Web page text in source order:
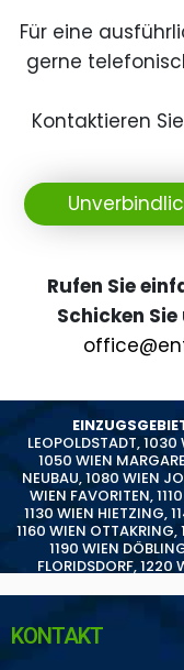
Für eine
gerne
Kontaktieren
Rufen Sie
Schicken
LEOPOLDSTADT,1030
1050 WIEN
NEUBAU,1080 WIEN
WIEN FAVORITEN,
1130 WIEN HIETZING,
1160 WIEN OTTAKRING,
1190 WIEN
FLORIDSDORF,1220
KONTAKT